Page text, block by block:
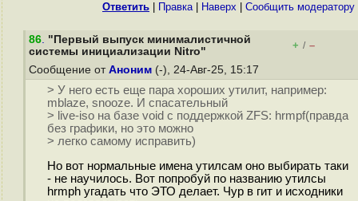
Ответить Правка| Наверх Cообщить модератору
86. "Первый выпуск минималистичной
системы инициализации Nitro"
+ / –
Сообщение от Аноним (-), 24-Авг-25, 15:17
> У него есть еще пара хороших утилит, например:
mblaze, snooze. И спасательный
> live-iso на базе void с поддержкой ZFS: hrmpf(правда
без графики, но это можно
> легко самому исправить)
Но вот нормальные имена утилсам оно выбирать таки
- не научилось. Вот попробуй по названию утилсы
hrmph угадать что ЭТО делает. Чур в гит и исходники